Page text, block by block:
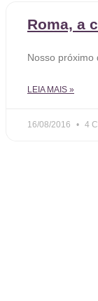
Roma, a
Nosso próximo
LEIA MAIS »
16/08/2016 4